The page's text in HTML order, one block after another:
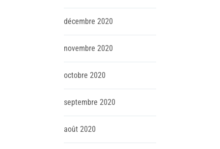
décembre 2020
novembre 2020
octobre 2020
septembre 2020
août 2020